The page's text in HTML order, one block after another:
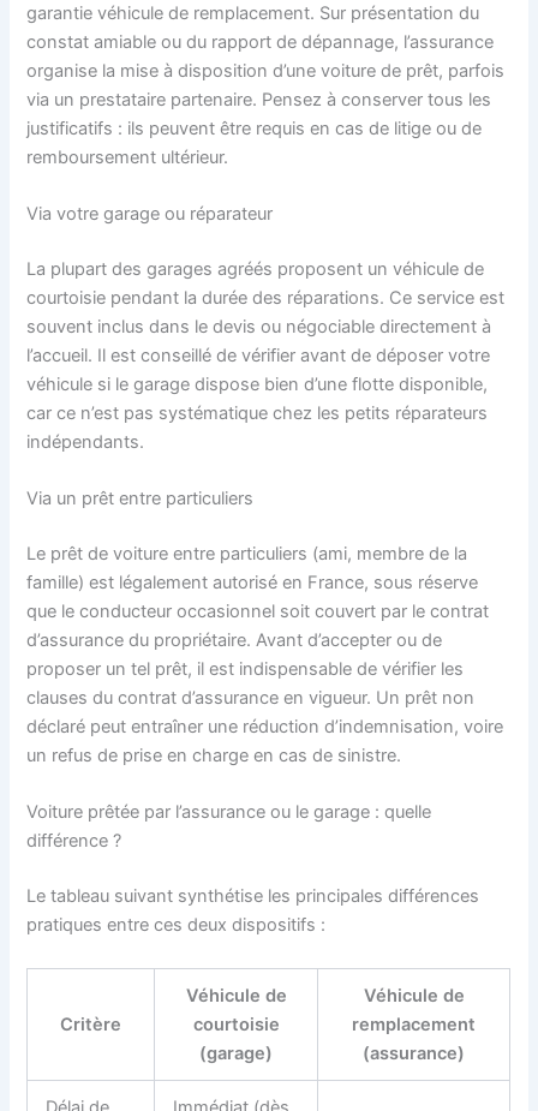
garantie véhicule de remplacement. Sur présentation du
constat amiable ou du rapport de dépannage, l’assurance
organise la mise à disposition d’une voiture de prêt, parfois
via un prestataire partenaire. Pensez à conserver tous les
justificatifs : ils peuvent être requis en cas de litige ou de
remboursement ultérieur.
Via votre garage ou réparateur
La plupart des garages agréés proposent un véhicule de
courtoisie pendant la durée des réparations. Ce service est
souvent inclus dans le devis ou négociable directement à
l’accueil. Il est conseillé de vérifier avant de déposer votre
véhicule si le garage dispose bien d’une flotte disponible,
car ce n’est pas systématique chez les petits réparateurs
indépendants.
Via un prêt entre particuliers
Le prêt de voiture entre particuliers (ami, membre de la
famille) est légalement autorisé en France, sous réserve
que le conducteur occasionnel soit couvert par le contrat
d’assurance du propriétaire. Avant d’accepter ou de
proposer un tel prêt, il est indispensable de vérifier les
clauses du contrat d’assurance en vigueur. Un prêt non
déclaré peut entraîner une réduction d’indemnisation, voire
un refus de prise en charge en cas de sinistre.
Voiture prêtée par l’assurance ou le garage : quelle
différence ?
Le tableau suivant synthétise les principales différences
pratiques entre ces deux dispositifs :
Critère
Véhicule de
courtoisie
(garage)
Véhicule de
remplacement
(assurance)